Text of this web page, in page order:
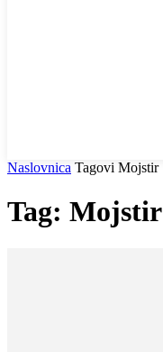
Naslovnica Tagovi Mojstir
Tag: Mojstir